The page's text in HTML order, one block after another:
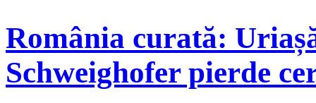
România curată:
Schweighofer pierde